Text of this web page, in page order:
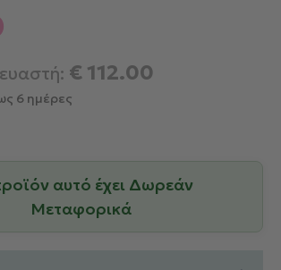
€ 112.00
6 ημέρες
αυτό έχει Δωρεάν
Μεταφορικά